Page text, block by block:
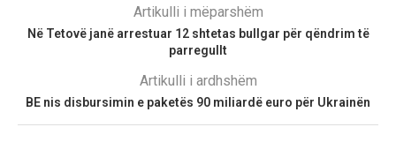
Artikulli i mëparshëm
Në Tetovë janë arrestuar 12 shtetas bullgar për qëndrim të
parregullt
Artikulli i ardhshëm
BE nis disbursimin e paketës 90 miliardë euro për Ukrainën